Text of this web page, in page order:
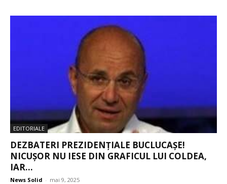
EDITORIALE
DEZBATERI PREZIDENȚIALE BUCLUCAȘE!
NICUȘOR NU IESE DIN GRAFICUL LUI COLDEA,
IAR...
News Solid - mai 9, 2025